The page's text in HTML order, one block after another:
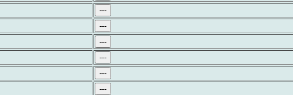
---
---
---
---
---
---